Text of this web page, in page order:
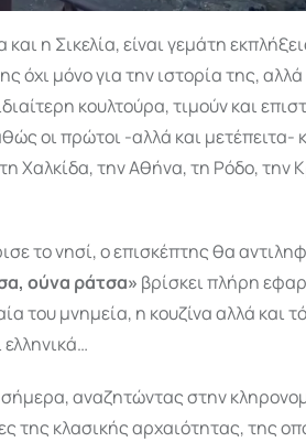
η Σικελία, είναι γεμάτη
όχι μόνο για την ιστορία της, αλλά
κουλτούρα, τιμούν και
οι πρώτοι -αλλά και μετέπειτα-
Χαλκίδα, την Αθήνα, τη Ρόδο, την
το νησί, ο επισκέπτης θα
ούνα ράτσα» βρίσκει πλήρη
του μνημεία, η κουζίνα αλλά και
ελληνικά…
αναζητώντας στην
της κλασικής αρχαιότητας, της